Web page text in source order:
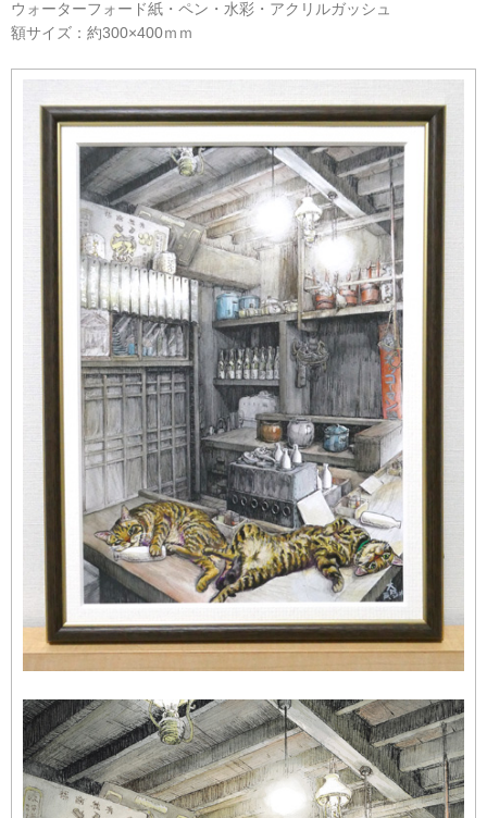
ウォーターフォード紙・ペン・水彩・アクリルガッシュ
額サイズ：約300×400ｍｍ